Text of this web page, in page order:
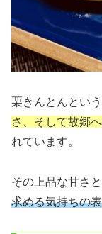
栗きんとんとい
さ、そして故郷
れています。
その上品な甘さと
求める気持ちの